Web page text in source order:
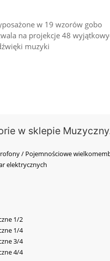
w 19 wzorów gobo
na projekcje 48
muzyki
w sklepie
/ Pojemnościowe
elektrycznych
1/2
1/4
3/4
4/4